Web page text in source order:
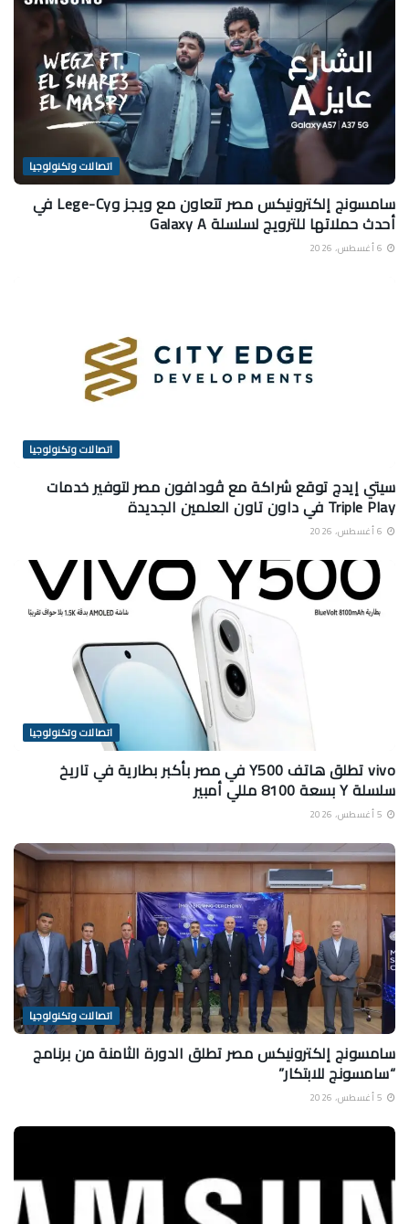
اتصالات وتكنولوجيا
سامسونج إلكترونيكس مصر تتعاون مع ويجز وLege-Cy في
أحدث حملاتها للترويج لسلسلة Galaxy A
اتصالات وتكنولوجيا
سيتي إيدج توقع شراكة مع ڤودافون مصر لتوفير خدمات
Triple Play في داون تاون العلمين الجديدة
اتصالات وتكنولوجيا
vivo تطلق هاتف Y500 في مصر بأكبر بطارية في تاريخ
سلسلة Y بسعة 8100 مللي أمبير
اتصالات وتكنولوجيا
سامسونج إلكترونيكس مصر تطلق الدورة الثامنة من برنامج
“سامسونج للابتكار”